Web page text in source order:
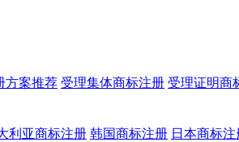
方案推荐 受理集体商标注册 受理证明商
利亚商标注册 韩国商标注册 日本商标注